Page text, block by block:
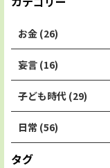
お金 (26)
妄言 (16)
子ども時代 (29)
日常 (56)
タグ